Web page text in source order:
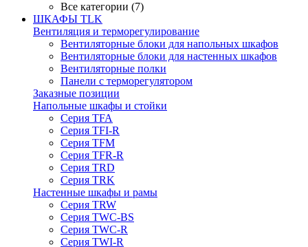
Все категории (7)
ШКАФЫ TLK
Вентиляция и терморегулирование
Вентиляторные блоки для напольных шкафов
Вентиляторные блоки для настенных шкафов
Вентиляторные полки
Панели с терморегулятором
Заказные позиции
Напольные шкафы и стойки
Серия TFA
Серия TFI-R
Серия TFM
Серия TFR-R
Серия TRD
Серия TRK
Настенные шкафы и рамы
Серия TRW
Серия TWC-BS
Серия TWC-R
Серия TWI-R